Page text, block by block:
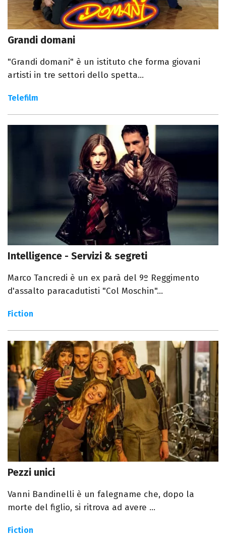
Grandi domani
"Grandi domani" è un istituto che forma giovani
artisti in tre settori dello spetta...
Telefilm
Intelligence - Servizi & segreti
Marco Tancredi è un ex parà del 9º Reggimento
d'assalto paracadutisti "Col Moschin"...
Fiction
Pezzi unici
Vanni Bandinelli è un falegname che, dopo la
morte del figlio, si ritrova ad avere ...
Fiction